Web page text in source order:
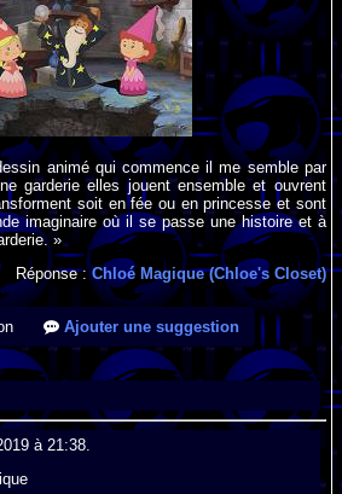
animé qui commence il me semble par
garderie elles jouent ensemble et ouvrent
soit en fée ou en princesse et sont
imaginaire où il se passe une histoire et à
»
Réponse :Chloé Magique (Chloe's Closet)
Ajouter une suggestion
à 21:38.